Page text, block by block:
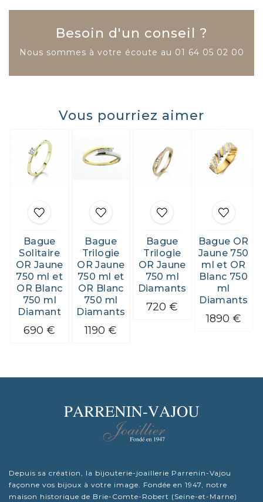
Besoin d'un conseil ?
Nous sommes à votre écoute au 01 64 05 02 00
Vous pourriez aimer
Bague
Solitaire
OR Jaune
750 ml et
OR Blanc
750 ml
Diamant
690 €
Bague
Trilogie
OR Jaune
750 ml et
OR Blanc
750 ml
Diamants
1190 €
Bague
Trilogie
OR Jaune
750 ml
Diamants
720 €
Bague OR
Jaune 750
ml et OR
Blanc 750
ml
Diamants
1890 €
Depuis sa création, la bijouterie-joaillerie Parrenin-Vajou
façonne vos bijoux à votre image. Fondée en 1947, notre
maison historique de Brie-Comte-Robert (Seine-et-Marne)